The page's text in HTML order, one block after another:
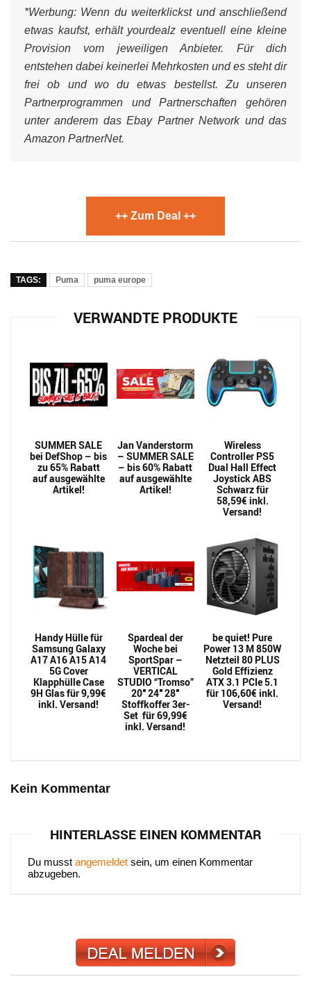
*Werbung: Wenn du weiterklickst und anschließend
etwas kaufst, erhält yourdealz eventuell eine kleine
Provision vom jeweiligen Anbieter. Für dich
entstehen dabei keinerlei Mehrkosten und es steht dir
frei ob und wo du etwas bestellst. Zu unseren
Partnerprogrammen und Partnerschaften gehören
unter anderem das Ebay Partner Network und das
Amazon PartnerNet.
++ Zum Deal ++
TAGS: Puma puma europe
VERWANDTE PRODUKTE
SUMMER SALE
bei DefShop – bis
zu 65% Rabatt
auf ausgewählte
Artikel!
Jan Vanderstorm
– SUMMER SALE
– bis 60% Rabatt
auf ausgewählte
Artikel!
Wireless
Controller PS5
Dual Hall Effect
Joystick ABS
Schwarz für
58,59€ inkl.
Versand!
Handy Hülle für
Samsung Galaxy
A17 A16 A15 A14
5G Cover
Klapphülle Case
9H Glas für 9,99€
inkl. Versand!
Spardeal der
Woche bei
SportSpar –
VERTICAL
STUDIO “Tromso”
20″ 24″ 28″
Stoffkoffer 3er-
Set für 69,99€
inkl. Versand!
be quiet! Pure
Power 13 M 850W
Netzteil 80 PLUS
Gold Effizienz
ATX 3.1 PCIe 5.1
für 106,60€ inkl.
Versand!
Kein Kommentar
HINTERLASSE EINEN KOMMENTAR
Du musst angemeldet sein, um einen Kommentar
abzugeben.